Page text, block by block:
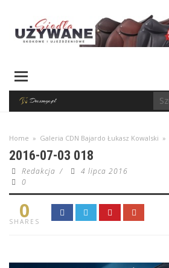
Home » Galeria CDN Bajardo Łukasz Kowalski »
2016-07-03 018
Redakcja /
4 lipca 2016
0
0
SHARES